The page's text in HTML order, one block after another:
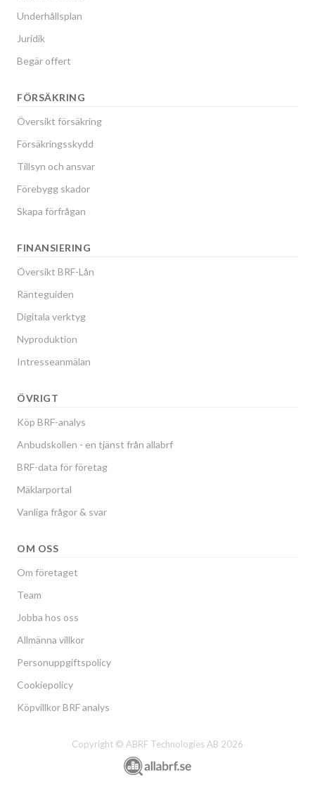
Underhållsplan
Juridik
Begär offert
FÖRSÄKRING
Översikt försäkring
Försäkringsskydd
Tillsyn och ansvar
Förebygg skador
Skapa förfrågan
FINANSIERING
Översikt BRF-Lån
Ränteguiden
Digitala verktyg
Nyproduktion
Intresseanmälan
ÖVRIGT
Köp BRF-analys
Anbudskollen - en tjänst från allabrf
BRF-data för företag
Mäklarportal
Vanliga frågor & svar
OM OSS
Om företaget
Team
Jobba hos oss
Allmänna villkor
Personuppgiftspolicy
Cookiepolicy
Köpvillkor BRF analys
Copyright © ABRF Technologies AB 2026